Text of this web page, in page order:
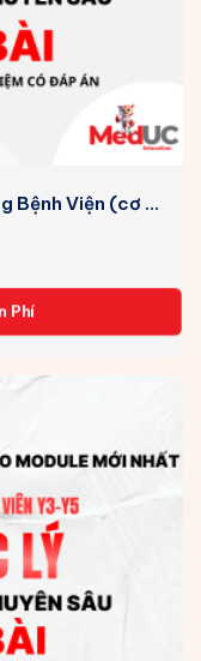
Bệnh Viện (cơ ...
Phí